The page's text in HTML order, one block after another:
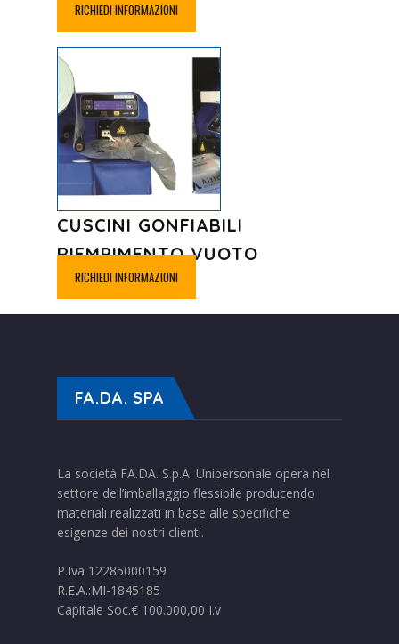
RICHIEDI INFORMAZIONI
CUSCINI GONFIABILI
RIEMPIMENTO VUOTO
RICHIEDI INFORMAZIONI
FA.DA. SPA
La società FA.DA. S.p.A. Unipersonale opera nel
settore dell’imballaggio flessibile producendo
materiali realizzati in base alle specifiche
esigenze dei nostri clienti.
P.Iva 12285000159
R.E.A.:MI-1845185
Capitale Soc.€ 100.000,00 I.v